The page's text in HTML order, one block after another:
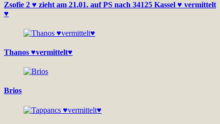
Zsofie 2 ♥ zieht am 21.01. auf PS nach 34125 Kassel ♥ vermittelt
♥
Thanos ♥vermittelt♥
Brios